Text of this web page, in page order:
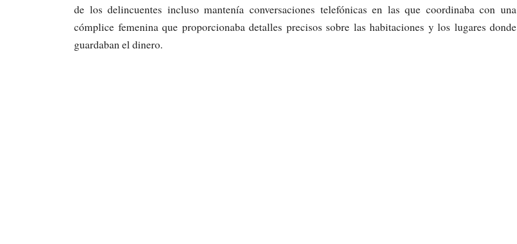
de los delincuentes incluso mantenía conversaciones telefónicas en las que coordinaba con una
cómplice femenina que proporcionaba detalles precisos sobre las habitaciones y los lugares donde
guardaban el dinero.